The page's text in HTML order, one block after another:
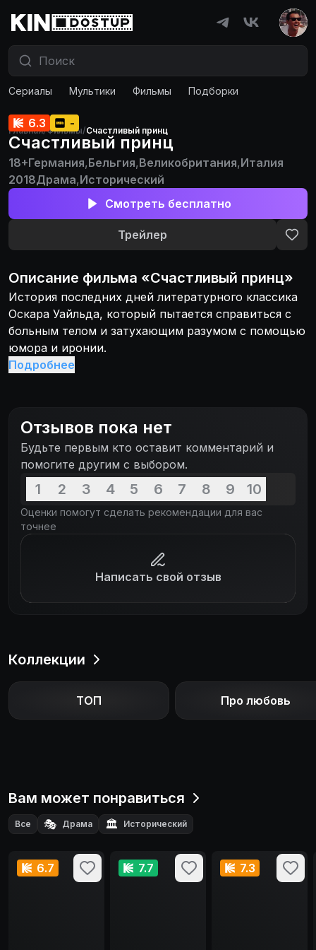
Сериалы Мультики Фильмы Подборки
Главная/Фильмы/Счастливый принц
6.3 -
Счастливый принц
18+Германия,Бельгия,Великобритания,Италия
2018Драма,Исторический
Смотреть бесплатно
Трейлер
Описание фильма «Счастливый принц»
История последних дней литературного классика
Оскара Уайльда, который пытается справиться с
больным телом и затухающим разумом с помощью
юмора и иронии.
Подробнее
Отзывов пока нет
Будьте первым кто оставит комментарий и
помогите другим с выбором.
1 2 3 4 5 6 7 8 9 10
Оценки помогут сделать рекомендации для вас
точнее
Написать свой отзыв
Коллекции
ТОП Про любовь
Вам может понравиться
Все 🎭 Драма 🏛️ Исторический
6.7 7.7 7.3